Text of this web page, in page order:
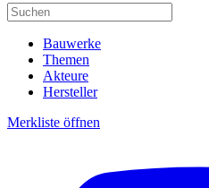
Bauwerke
Themen
Akteure
Hersteller
Merkliste öffnen